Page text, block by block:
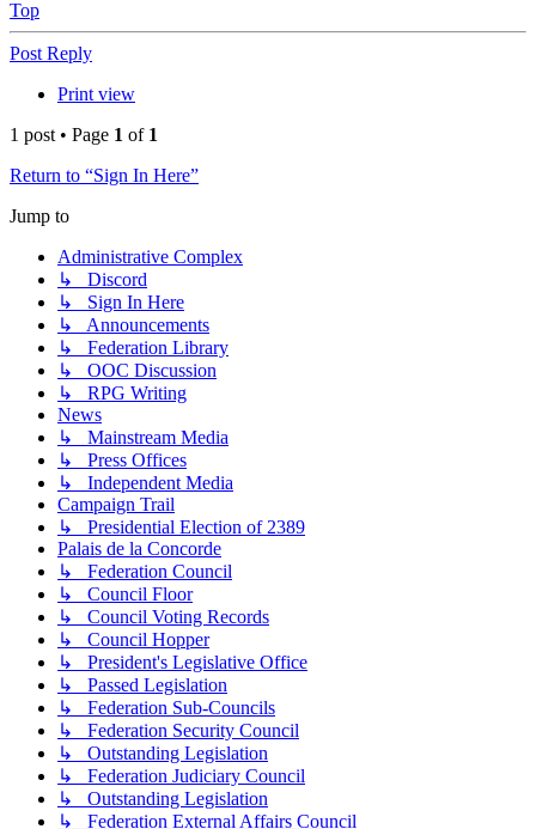
Top
Post Reply
Print view
1 post • Page 1 of 1
Return to “Sign In Here”
Jump to
Administrative Complex
↳ Discord
↳ Sign In Here
↳ Announcements
↳ Federation Library
↳ OOC Discussion
↳ RPG Writing
News
↳ Mainstream Media
↳ Press Offices
↳ Independent Media
Campaign Trail
↳ Presidential Election of 2389
Palais de la Concorde
↳ Federation Council
↳ Council Floor
↳ Council Voting Records
↳ Council Hopper
↳ President's Legislative Office
↳ Passed Legislation
↳ Federation Sub-Councils
↳ Federation Security Council
↳ Outstanding Legislation
↳ Federation Judiciary Council
↳ Outstanding Legislation
↳ Federation External Affairs Council